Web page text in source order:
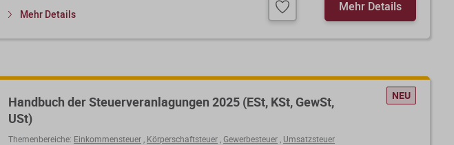
Mehr Details
Mehr Details
NEU
Handbuch der Steuerveranlagungen 2025 (ESt, KSt, GewSt,
USt)
Themenbereiche: Einkommensteuer, Körperschaftsteuer, Gewerbesteuer, Umsatzsteuer